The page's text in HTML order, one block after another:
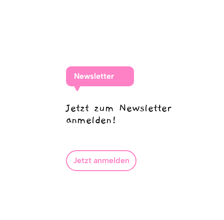
Newsletter
Jetzt zum Newsletter
anmelden!
Jetzt anmelden